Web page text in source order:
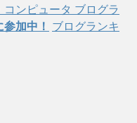
ンピュータ ブログラ
加中！
ブログランキ